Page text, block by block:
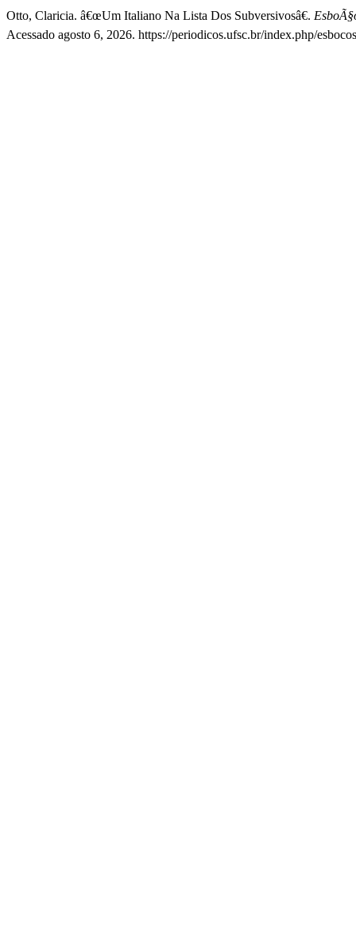
Otto, Claricia. â€œUm Italiano Na Lista Dos Subversivosâ€.
Acessado agosto 6, 2026. https://periodicos.ufsc.br/index.php/